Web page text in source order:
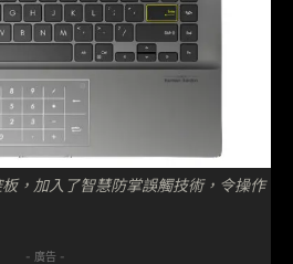
，加入了智慧防掌誤觸技術，令操作
- 廣告 -